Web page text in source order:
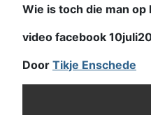
Wie is toch die man
video facebook
Door Tikje Enschede